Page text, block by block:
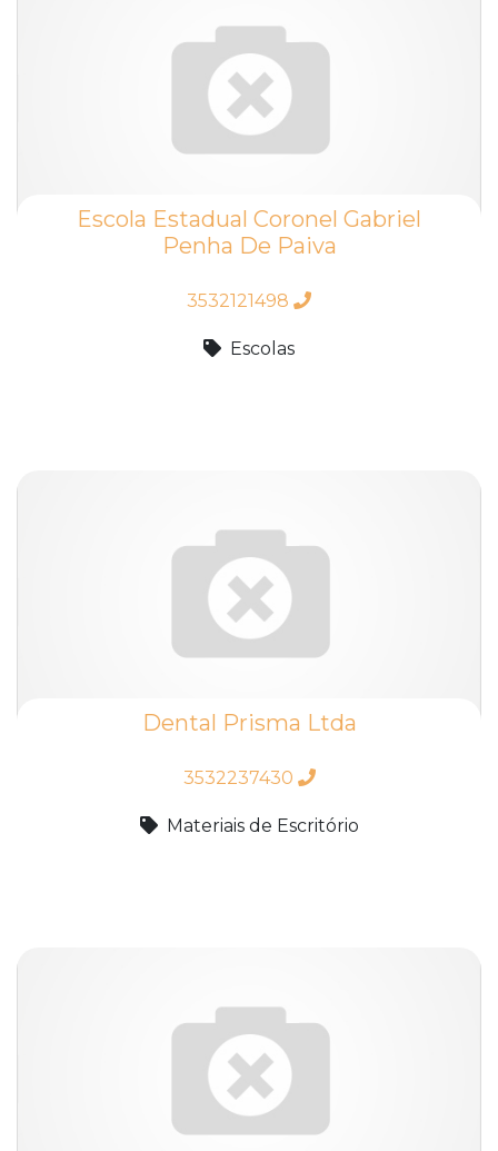
Escola Estadual Coronel Gabriel
Penha De Paiva
3532121498
Escolas
Dental Prisma Ltda
3532237430
Materiais de Escritório